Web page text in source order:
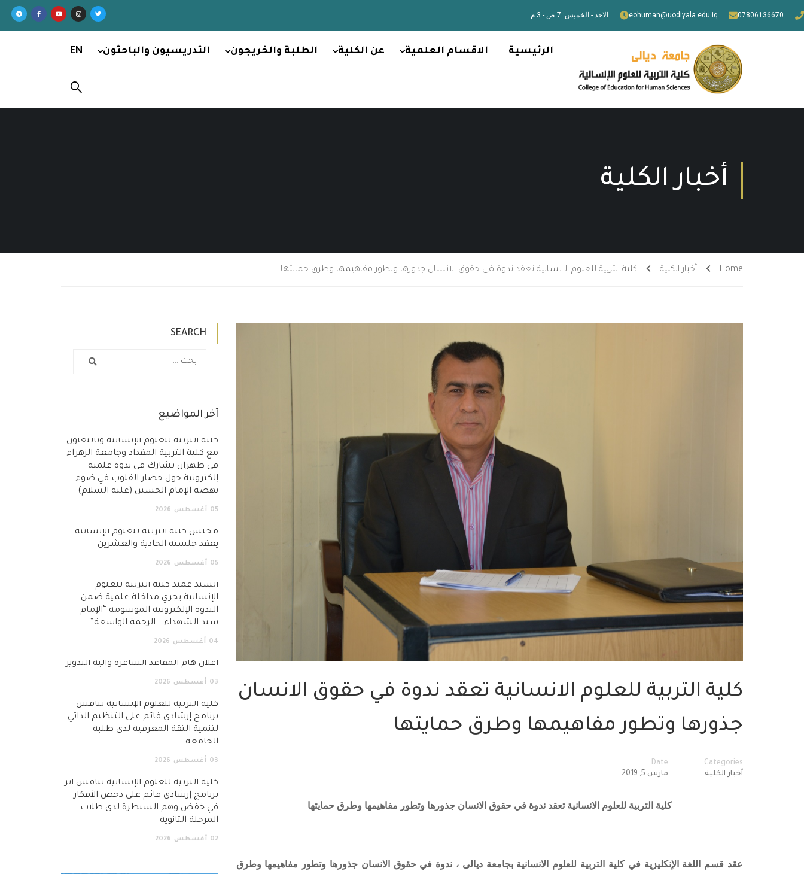
07806136670
eohuman@uodiyala.edu.iq الاحد - الخميس: 7 ص - 3 م
الرئيسية الاقسام العلمية عن الكلية الطلبة والخريجون التدريسيون والباحثون EN
أخبار الكلية
Home أخبار الكلية كلية التربية للعلوم الانسانية تعقد ندوة في حقوق الانسان جذورها وتطور مفاهيمها وطرق حمايتها
كلية التربية للعلوم الانسانية تعقد ندوة في حقوق الانسان
جذورها وتطور مفاهيمها وطرق حمايتها
Categories
أخبار الكلية
Date
مارس 5, 2019
كلية التربية للعلوم الانسانية تعقد ندوة في حقوق الانسان جذورها وتطور مفاهيمها وطرق حمايتها
عقد قسم اللغة الإنكليزية في كلية التربية للعلوم الانسانية بجامعة ديالى ، ندوة فيحقوق الانسان جذورها وتطور مفاهيمها وطرق
SEARCH
آخر المواضيع
كلية التربية للعلوم الإنسانية وبالتعاون
مع كلية التربية المقداد وجامعة الزهراء
في طهران تشارك في ندوة علمية
إلكترونية حول حصار القلوب في ضوء
نهضة الإمام الحسين (عليه السلام)
05 أغسطس 2026
مجلس كلية التربية للعلوم الإنسانية
يعقد جلسته الحادية والعشرين
05 أغسطس 2026
السيد عميد كلية التربية للعلوم
الإنسانية يجري مداخلة علمية ضمن
الندوة الإلكترونية الموسومة “الإمام
سيد الشهداء… الرحمة الواسعة”
04 أغسطس 2026
اعلان هام المقاعد الشاغرة وآلية التدوير
03 أغسطس 2026
كلية التربية للعلوم الإنسانية تناقش
برنامج إرشادي قائم على التنظيم الذاتي
لتنمية الثقة المعرفية لدى طلبة
الجامعة
03 أغسطس 2026
كلية التربية للعلوم الإنسانية تناقش أثر
برنامج إرشادي قائم على دحض الأفكار
في خفض وهم السيطرة لدى طلاب
المرحلة الثانوية
02 أغسطس 2026